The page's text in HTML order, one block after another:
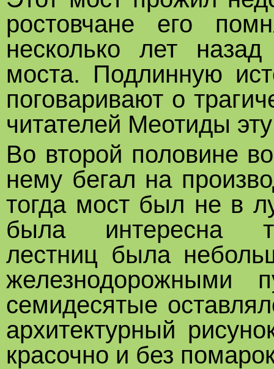
ростовчане его
несколько лет
моста. Подлинную
поговаривают о
читателей Меотиды
Во второй половине
нему бегал на
тогда мост был не в
была
лестниц была
железнодорожными
семидесятые
архитектурный
красочно и без